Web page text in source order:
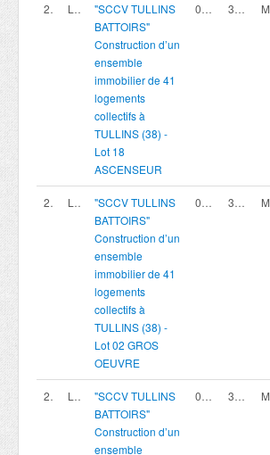
200420019 Lot 18
"SCCV TULLINS
BATTOIRS"
Construction d’un
ensemble
immobilier de 41
logements
collectifs à
TULLINS (38) -
Lot 18
ASCENSEUR
07/08/2026 30/09/2026 16:00
200420003 Lot 02
"SCCV TULLINS
BATTOIRS"
Construction d’un
ensemble
immobilier de 41
logements
collectifs à
TULLINS (38) -
Lot 02 GROS
OEUVRE
07/08/2026 30/09/2026 16:00
200420005 Lot 04
"SCCV TULLINS
BATTOIRS"
Construction d’un
ensemble
07/08/2026 30/09/2026 16:00